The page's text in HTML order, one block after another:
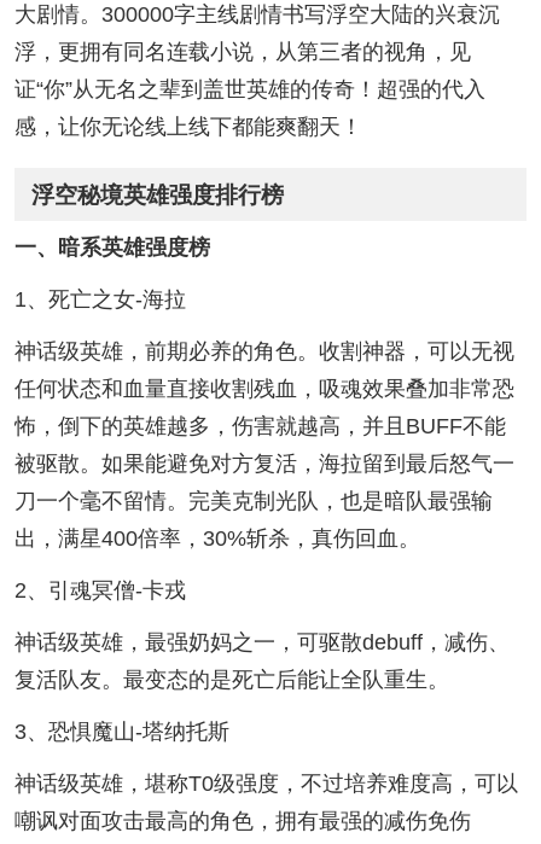
大剧情。300000字主线剧情书写浮空大陆的兴衰沉
浮，更拥有同名连载小说，从第三者的视角，见
证“你”从无名之辈到盖世英雄的传奇！超强的代入
感，让你无论线上线下都能爽翻天！
浮空秘境英雄强度排行榜
一、暗系英雄强度榜
1、死亡之女-海拉
神话级英雄，前期必养的角色。收割神器，可以无视
任何状态和血量直接收割残血，吸魂效果叠加非常恐
怖，倒下的英雄越多，伤害就越高，并且BUFF不能
被驱散。如果能避免对方复活，海拉留到最后怒气一
刀一个毫不留情。完美克制光队，也是暗队最强输
出，满星400倍率，30%斩杀，真伤回血。
2、引魂冥僧-卡戎
神话级英雄，最强奶妈之一，可驱散debuff，减伤、
复活队友。最变态的是死亡后能让全队重生。
3、恐惧魔山-塔纳托斯
神话级英雄，堪称T0级强度，不过培养难度高，可以
嘲讽对面攻击最高的角色，拥有最强的减伤免伤